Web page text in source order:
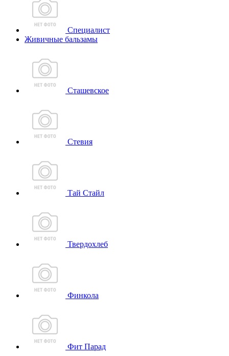
Специалист
Живичные бальзамы
Сташевское
Стевия
Тай Стайл
Твердохлеб
Финкола
Фит Парад